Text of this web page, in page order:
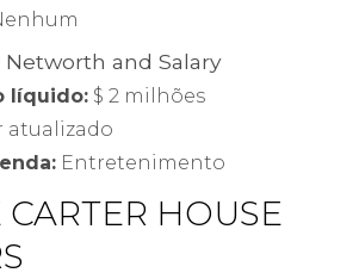
Networth and Salary
líquido: $ 2 milhões
atualizado
Entretenimento
HOUSE